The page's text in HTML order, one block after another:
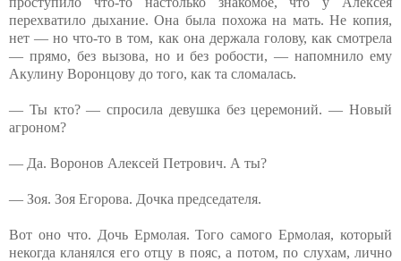
перехватило дыхание. Она была похожа на мать. Не копия,
нет — но что-то в том, как она держала голову, как смотрела
— прямо, без вызова, но и без робости, — напомнило ему
Акулину Воронцову до того, как та сломалась.
— Ты кто? — спросила девушка без церемоний. — Новый
агроном?
— Да. Воронов Алексей Петрович. А ты?
— Зоя. Зоя Егорова. Дочка председателя.
Вот оно что. Дочь Ермолая. Того самого Ермолая, который
некогда кланялся его отцу в пояс, а потом, по слухам, лично